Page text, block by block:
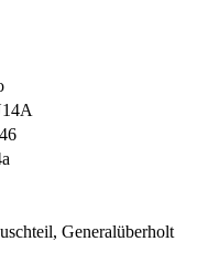
Generalüberholt